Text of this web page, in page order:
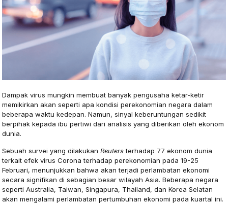
Dampak virus mungkin membuat banyak pengusaha ketar-ketir
memikirkan akan seperti apa kondisi perekonomian negara dalam
beberapa waktu kedepan. Namun, sinyal keberuntungan sedikit
berpihak kepada ibu pertiwi dari analisis yang diberikan oleh ekonom
dunia.
Sebuah survei yang dilakukanReutersterhadap 77 ekonom dunia
terkait efek virus Corona terhadap perekonomian pada 19-25
Februari, menunjukkan bahwa akan terjadi perlambatan ekonomi
secara signifikan di sebagian besar wilayah Asia. Beberapa negara
seperti Australia, Taiwan, Singapura, Thailand, dan Korea Selatan
akan mengalami perlambatan pertumbuhan ekonomi pada kuartal ini.